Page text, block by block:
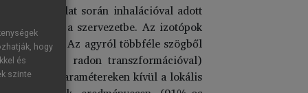
A vizsgálat során inhalációval adott
juttatnak a szervezetbe. Az izotópok
detektálják. Az agyról többféle szögből
inverz radon transzformációval)
paramétereken kívül a lokális
hogy
és
szinte